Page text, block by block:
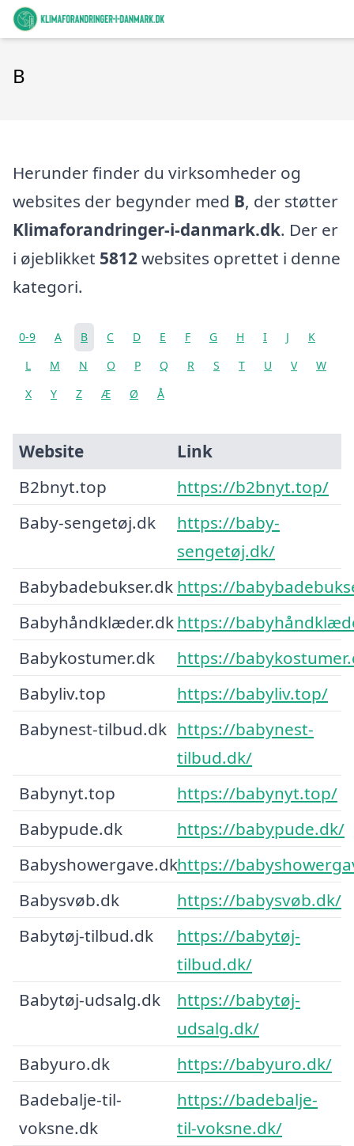
B
Herunder finder du virksomheder og
websites der begynder med B, der støtter
Klimaforandringer-i-danmark.dk. Der er
i øjeblikket 5812websites oprettet i denne
kategori.
0-9 A B C D E F G H I J
K
L
M N O P Q R S T U V
W
X
Y Z Æ Ø Å
Website
Link
B2bnyt.top
https://b2bnyt.top/
Baby-sengetøj.dk
https://baby-
sengetøj.dk/
Babybadebukser.dk https://
Babyhåndklæder.dkhttps://
Babykostumer.dk
https://
Babyliv.top
https://babyliv.top/
Babynest-tilbud.dk https://babynest-
tilbud.dk/
Babynyt.top
https://babynyt.top/
Babypude.dk
https://babypude.dk/
Babyshowergave.dkhttps://
Babysvøb.dk
https://babysvøb.dk/
Babytøj-tilbud.dk
https://babytøj-
tilbud.dk/
Babytøj-udsalg.dk
https://babytøj-
udsalg.dk/
Babyuro.dk
https://babyuro.dk/
Badebalje-til-
voksne.dk
https://badebalje-
til-voksne.dk/